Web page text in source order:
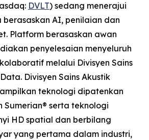
DVLT) sedang menerajui
AI, penilaian dan
Platform berasaskan awan
penyelesaian menyeluruh
melalui Divisyen Sains
Divisyen Sains Akustik
teknologi dipatenkan
Sumerian® serta teknologi
HD spatial dan berbilang
yang pertama dalam industri,